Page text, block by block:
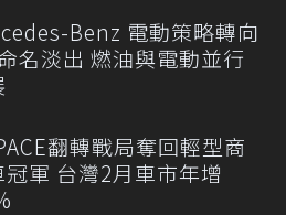
Benz 電動策略轉向
名淡出 燃油與電動並行
翻轉戰局奪回輕型商
冠軍 台灣2月車市年增